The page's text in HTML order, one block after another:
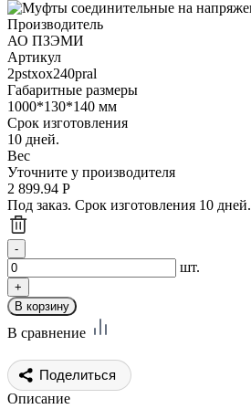
Производитель
АО ПЗЭМИ
Артикул
2pstxox240pral
Габаритные размеры
1000*130*140 мм
Срок изготовления
10 дней.
Вес
Уточните у производителя
2 899.94 Р
Под заказ. Срок изготовления 10 дней.
шт.
В сравнение
Поделиться
Описание